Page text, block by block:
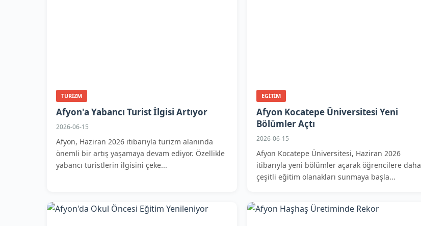
TURIZM
Afyon'a Yabancı Turist İlgisi Artıyor
2026-06-15
Afyon, Haziran 2026 itibarıyla turizm alanında
önemli bir artış yaşamaya devam ediyor. Özellikle
yabancı turistlerin ilgisini çeke...
EGITIM
Afyon Kocatepe Üniversitesi Yeni
Bölümler Açtı
2026-06-15
Afyon Kocatepe Üniversitesi, Haziran 2026
itibarıyla yeni bölümler açarak öğrencilere daha
çeşitli eğitim olanakları sunmaya başla...